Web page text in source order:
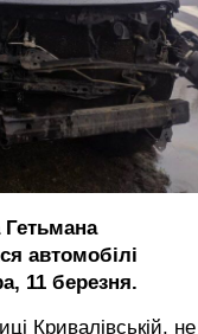
Гетьмана
автомобілі
11 березня.
Кривалівській, не